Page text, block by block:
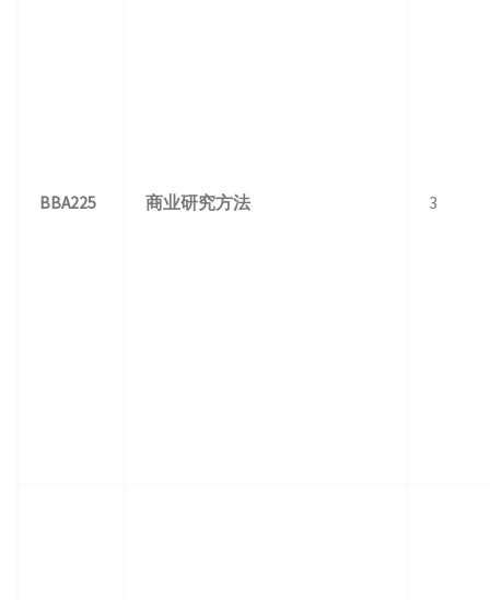
BBA225 商业研究方法 3